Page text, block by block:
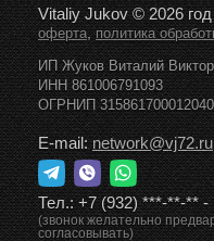
Vitaliy Jukov © 2026 год
оферта,политика
ИП Жуков Виталий
ИНН 861006791093
ОГРНИП 315861700012040
E-mail:network@vj72.ru
Тел.:+7 (932) ***-**-**-
(звонок желательно
согласовывать)